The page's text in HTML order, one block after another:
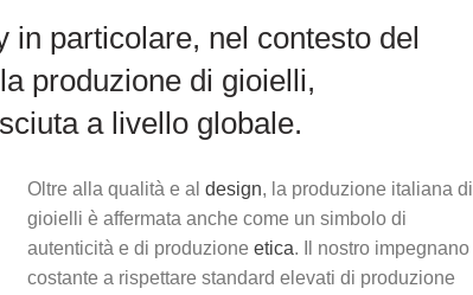
in particolare, nel contesto del
produzione di gioielli,
a livello globale.
Oltre alla qualità e al design, la produzione italiana di
gioielli è affermata anche come un simbolo di
autenticità e di produzione etica. Il nostro impegnano
costante a rispettare standard elevati di produzione